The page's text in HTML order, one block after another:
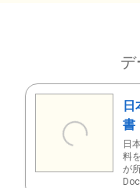
日
書
日
料
が